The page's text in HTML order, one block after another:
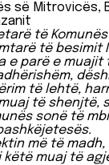
së Mitrovicës,
të
të besimit
e parë e
të lehtë,
të
sonë të
më të
këtë muaj të